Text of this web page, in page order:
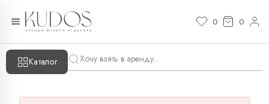
0 0
Каталог